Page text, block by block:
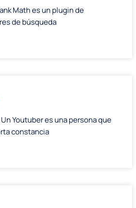
Math es un plugin de
de búsqueda
Youtuber es una persona que
constancia